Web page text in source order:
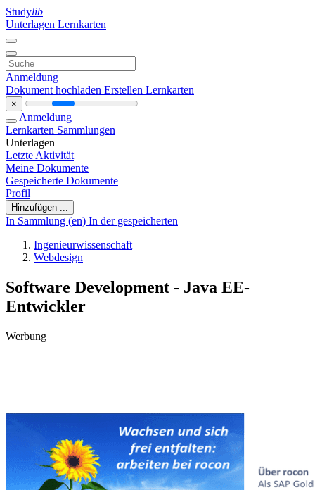
Studylib
Unterlagen Lernkarten
Anmeldung
Dokument hochladen Erstellen Lernkarten
×
Anmeldung
Lernkarten Sammlungen
Unterlagen
Letzte Aktivität
Meine Dokumente
Gespeicherte Dokumente
Profil
Hinzufügen ...
In Sammlung (en) In der gespeicherten
Ingenieurwissenschaft
Webdesign
Software Development - Java EE-
Entwickler
Werbung